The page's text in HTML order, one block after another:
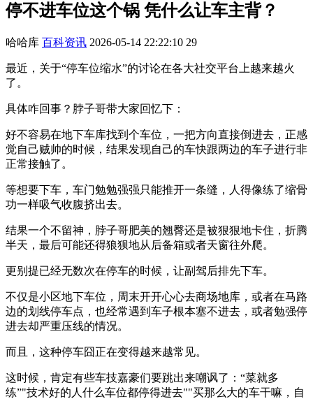
停不进车位这个锅 凭什么让车主背？
哈哈库 百科资讯 2026-05-14 22:22:10 29
最近，关于“停车位缩水”的讨论在各大社交平台上越来越火
了。
具体咋回事？脖子哥带大家回忆下：
好不容易在地下车库找到个车位，一把方向直接倒进去，正感
觉自己贼帅的时候，结果发现自己的车快跟两边的车子进行非
正常接触了。
等想要下车，车门勉勉强强只能推开一条缝，人得像练了缩骨
功一样吸气收腹挤出去。
结果一个不留神，脖子哥肥美的翘臀还是被狠狠地卡住，折腾
半天，最后可能还得狼狈地从后备箱或者天窗往外爬。
更别提已经无数次在停车的时候，让副驾后排先下车。
不仅是小区地下车位，周末开开心心去商场地库，或者在马路
边的划线停车点，也经常遇到车子根本塞不进去，或者勉强停
进去却严重压线的情况。
而且，这种停车囧正在变得越来越常见。
这时候，肯定有些车技嘉豪们要跳出来嘲讽了：“菜就多
练”"技术好的人什么车位都停得进去""买那么大的车干嘛，自